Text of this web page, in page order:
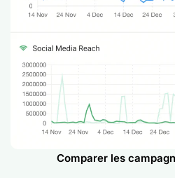
Comparer les